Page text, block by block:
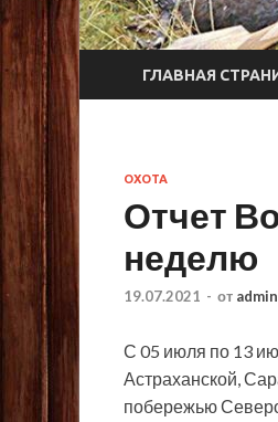
ГЛАВНАЯ
ОХОТА
Отчет
неделю
19.07.2021 - от admin
С 05 июля по 13
Астраханской,
побережью